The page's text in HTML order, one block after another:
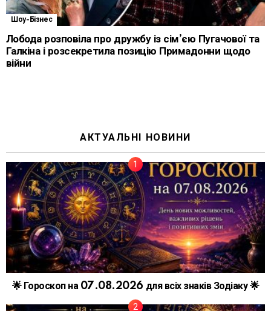
Шоу-Бізнес
Лобода розповіла про дружбу із сім’єю Пугачової та
Галкіна і розсекретила позицію Примадонни щодо
війни
АКТУАЛЬНІ НОВИНИ
🌟 Гороскоп на 07.08.2026 для всіх знаків Зодіаку 🌟